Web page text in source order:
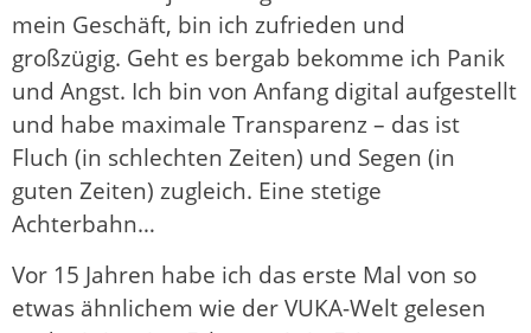
mein Geschäft, bin ich zufrieden und
großzügig. Geht es bergab bekomme ich Panik
und Angst. Ich bin von Anfang digital aufgestellt
und habe maximale Transparenz – das ist
Fluch (in schlechten Zeiten) und Segen (in
guten Zeiten) zugleich. Eine stetige
Achterbahn…
Vor 15 Jahren habe ich das erste Mal von so
etwas ähnlichem wie der VUKA-Welt gelesen